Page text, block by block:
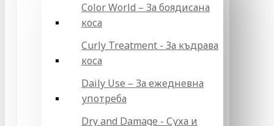
Color World – За боядисана
коса
Curly Treatment - За къдрава
коса
Daily Use – За ежедневна
употреба
Dry and Damage - Суха и